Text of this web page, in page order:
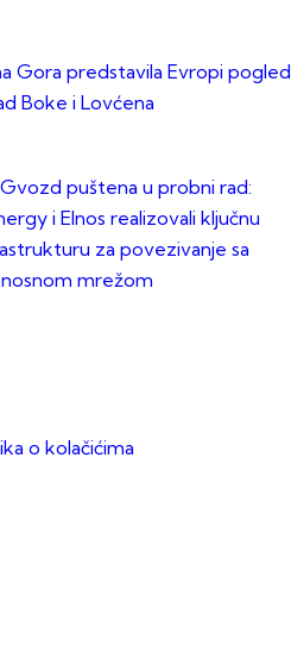
Gora predstavila Evropi pogled
Boke i Lovćena
puštena u probni rad:
i Elnos realizovali ključnu
za povezivanje sa
mrežom
o kolačićima